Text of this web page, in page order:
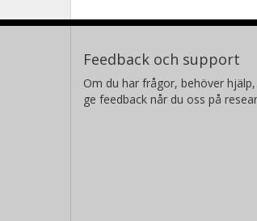
Feedback och support
Om du har frågor, behöver
ge feedback når du oss på